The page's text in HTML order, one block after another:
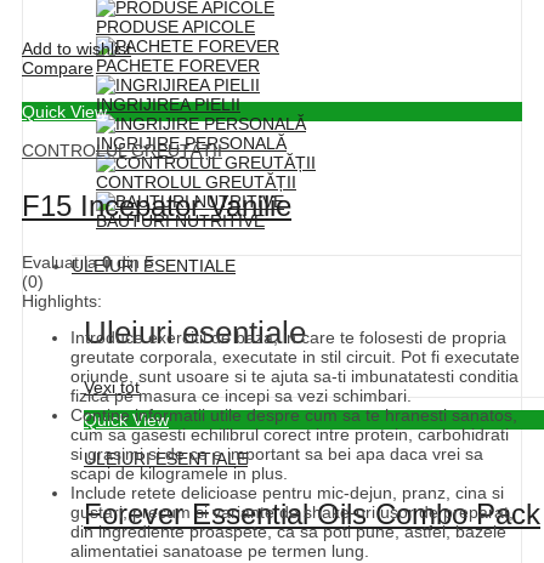
PRODUSE APICOLE
PACHETE FOREVER
INGRIJIREA PIELII
INGRIJIRE PERSONALĂ
CONTROLUL GREUTĂȚII
BAUTURI NUTRITIVE
ULEIURI ESENTIALE
Uleiuri esentiale
Vexi tot
Quick View
ULEIURI ESENTIALE
Forever Essential Oils Combo Pack
Add to wishlist
Compare
Quick View
CONTROLUL GREUTĂȚII
F15 Incepator Vanilie
Evaluat la0din 5
(0)
Highlights:
Introduce exercitii de baza, in care te folosesti de propria
greutate corporala, executate in stil circuit. Pot fi executate
oriunde, sunt usoare si te ajuta sa-ti imbunatatesti conditia
fizica pe masura ce incepi sa vezi schimbari.
Contine informatii utile despre cum sa te hranesti sanatos,
cum sa gasesti echilibrul corect intre protein, carbohidrati
si grasimi si de ce e important sa bei apa daca vrei sa
scapi de kilogramele in plus.
Include retete delicioase pentru mic-dejun, pranz, cina si
gustari, precum si variante de shake-uri usor de preparat,
din ingrediente proaspete, ca sa poti pune, astfel, bazele
alimentatiei sanatoase pe termen lung.